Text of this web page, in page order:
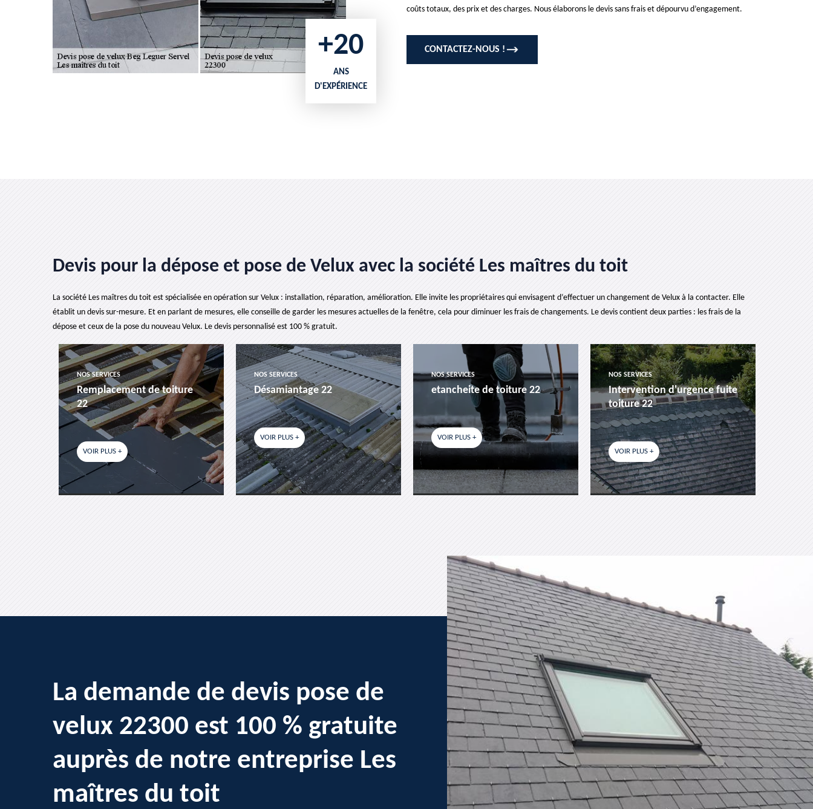
+20
ANS
D'EXPÉRIENCE
coûts totaux, des prix et des charges. Nous élaborons le devis sans frais et dépourvu d’engagement.
CONTACTEZ-NOUS !
Devis pour la dépose et pose de Velux avec la société Les maîtres du toit
La société Les maîtres du toit est spécialisée en opération sur Velux : installation, réparation, amélioration. Elle invite les propriétaires qui envisagent d’effectuer un changement de Velux à la contacter. Elle
établit un devis sur-mesure. Et en parlant de mesures, elle conseille de garder les mesures actuelles de la fenêtre, cela pour diminuer les frais de changements. Le devis contient deux parties : les frais de la
dépose et ceux de la pose du nouveau Velux. Le devis personnalisé est 100 % gratuit.
NOS SERVICES
Remplacement de toiture
22
VOIR PLUS +
NOS SERVICES
Désamiantage 22
VOIR PLUS +
NOS SERVICES
etancheite de toiture 22
VOIR PLUS +
NOS SERVICES
Intervention d'urgence fuite
toiture 22
VOIR PLUS +
La demande de devis pose de
velux 22300 est 100 % gratuite
auprès de notre entreprise Les
maîtres du toit